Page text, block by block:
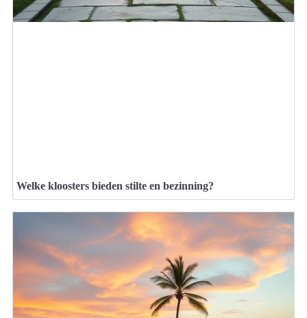
Welke kloosters bieden stilte en bezinning?